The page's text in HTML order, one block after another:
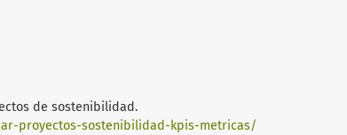
de sostenibilidad.
proyectos-sostenibilidad-kpis-metricas/